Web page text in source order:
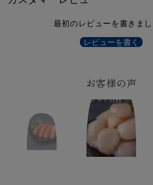
最初のレビューを書きまし
レビューを書く
お客様の声